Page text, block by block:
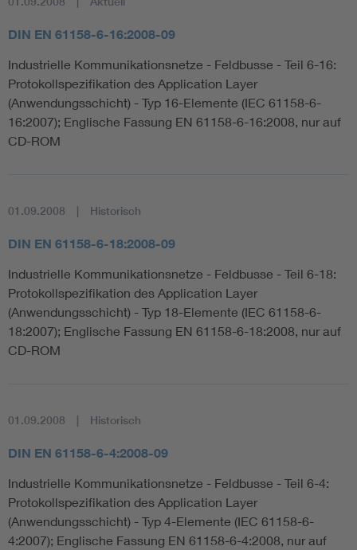
DIN EN 61158-6-16:2008-09
Industrielle Kommunikationsnetze - Feldbusse - Teil 6-16:
Protokollspezifikation des Application Layer
(Anwendungsschicht) - Typ 16-Elemente (IEC 61158-6-
16:2007); Englische Fassung EN 61158-6-16:2008, nur auf
CD-ROM
01.09.2008 Historisch
DIN EN 61158-6-18:2008-09
Industrielle Kommunikationsnetze - Feldbusse - Teil 6-18:
Protokollspezifikation des Application Layer
(Anwendungsschicht) - Typ 18-Elemente (IEC 61158-6-
18:2007); Englische Fassung EN 61158-6-18:2008, nur auf
CD-ROM
01.09.2008 Historisch
DIN EN 61158-6-4:2008-09
Industrielle Kommunikationsnetze - Feldbusse - Teil 6-4:
Protokollspezifikation des Application Layer
(Anwendungsschicht) - Typ 4-Elemente (IEC 61158-6-
4:2007); Englische Fassung EN 61158-6-4:2008, nur auf